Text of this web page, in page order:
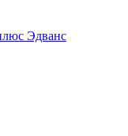
Эдванс